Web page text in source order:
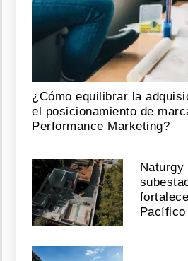
¿Cómo equilibrar la
el posicionamiento de
Performance Marketing?
Pacífico